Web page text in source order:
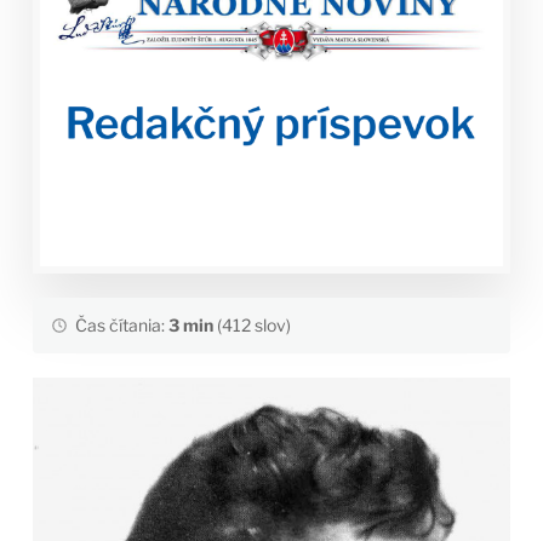
Čas čítania:3 min(412 slov)